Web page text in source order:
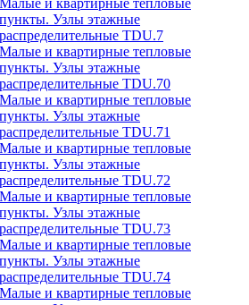
Малые и квартирные тепловые
пункты. Узлы этажные
распределительные TDU.7
Малые и квартирные тепловые
пункты. Узлы этажные
распределительные TDU.70
Малые и квартирные тепловые
пункты. Узлы этажные
распределительные TDU.71
Малые и квартирные тепловые
пункты. Узлы этажные
распределительные TDU.72
Малые и квартирные тепловые
пункты. Узлы этажные
распределительные TDU.73
Малые и квартирные тепловые
пункты. Узлы этажные
распределительные TDU.74
Малые и квартирные тепловые